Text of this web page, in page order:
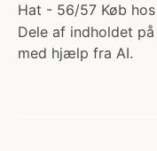
Hat - 56/57 Køb
Dele af indholdet
med hjælp fra AI.